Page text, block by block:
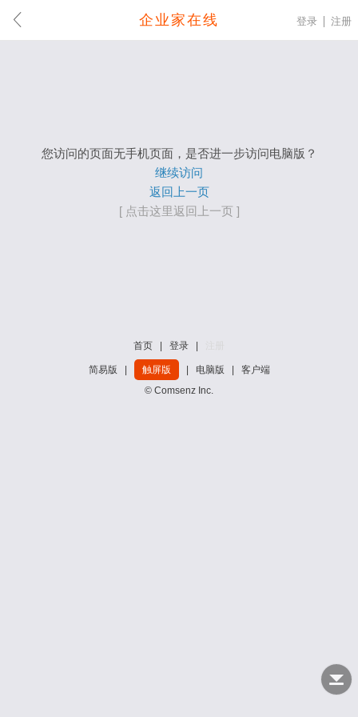
企业家在线 登录 注册
您访问的页面无手机页面，是否进一步访问电脑版？
继续访问
返回上一页
[ 点击这里返回上一页 ]
首页 登录
简易版 触屏版 电脑版
客户端
© Comsenz Inc.